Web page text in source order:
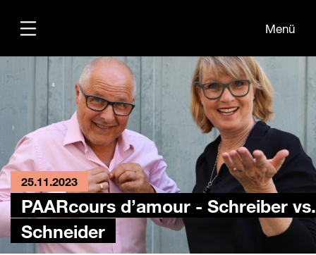
Übersicht
Menü
25.11.2023
PAARcours d’amour - Schreiber vs.
Schneider